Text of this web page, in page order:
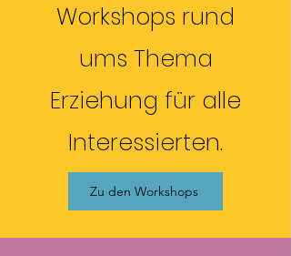
Workshops rund
ums Thema
Erziehung für alle
Interessierten.
Zu den Workshops